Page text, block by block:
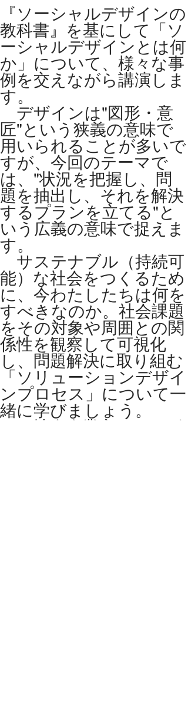
『ソーシャルデザインの
教科書』を基にして「ソ
ーシャルデザインとは何
か」について、様々な事
例を交えながら講演しま
す。
デザインは"図形・意
匠"という狭義の意味で
用いられることが多いで
すが、今回のテーマで
は、"状況を把握し、問
題を抽出し、それを解決
するプランを立てる"と
いう広義の意味で捉えま
す。
サステナブル（持続可
能）な社会をつくるため
に、今わたしたちは何を
すべきなのか。社会課題
をその対象や周囲との関
係性を観察して可視化
し、問題解決に取り組む
「ソリューションデザイ
ンプロセス」について一
緒に学びましょう。
社会企業家や、デザ